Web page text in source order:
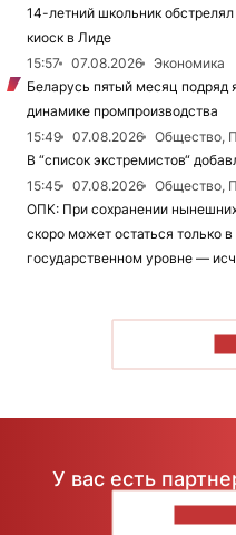
14-летний школьник
киоск в Лиде
15:57
07.08.2026
Экономика
Беларусь пятый месяц подряд
динамике промпроизводства
15:49
07.08.2026
Общество,
В “список экстремистов“
15:45
07.08.2026
Общество,
ОПК: При сохранении
скоро может остаться только
государственном уровне —
У вас есть